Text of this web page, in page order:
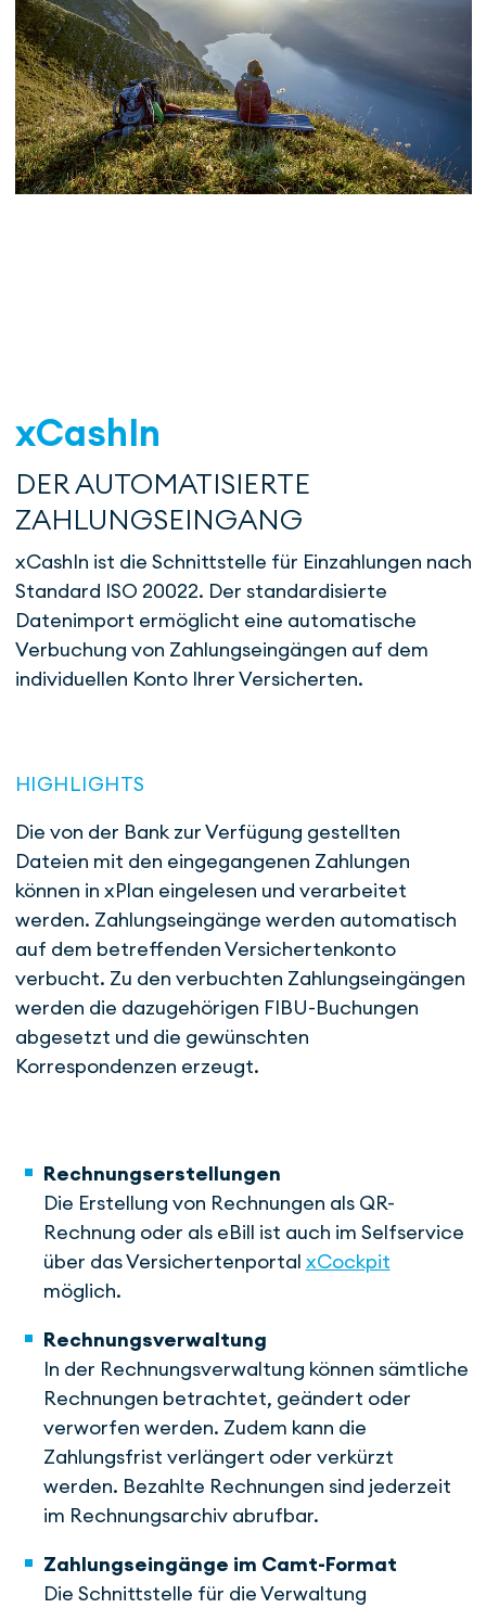
xCashIn
DER AUTOMATISIERTE
ZAHLUNGSEINGANG
xCashIn ist die Schnittstelle für Einzahlungen nach
Standard ISO 20022. Der standardisierte
Datenimport ermöglicht eine automatische
Verbuchung von Zahlungseingängen auf dem
individuellen Konto Ihrer Versicherten.
HIGHLIGHTS
Die von der Bank zur Verfügung gestellten
Dateien mit den eingegangenen Zahlungen
können in xPlan eingelesen und verarbeitet
werden. Zahlungseingänge werden automatisch
auf dem betreffenden Versichertenkonto
verbucht. Zu den verbuchten Zahlungseingängen
werden die dazugehörigen FIBU-Buchungen
abgesetzt und die gewünschten
Korrespondenzen erzeugt.
Rechnungserstellungen
Die Erstellung von Rechnungen als QR-
Rechnung oder als eBill ist auch im Selfservice
über das Versichertenportal xCockpit
möglich.
Rechnungsverwaltung
In der Rechnungsverwaltung können sämtliche
Rechnungen betrachtet, geändert oder
verworfen werden. Zudem kann die
Zahlungsfrist verlängert oder verkürzt
werden. Bezahlte Rechnungen sind jederzeit
im Rechnungsarchiv abrufbar.
Zahlungseingänge im Camt-Format
Die Schnittstelle für die Verwaltung